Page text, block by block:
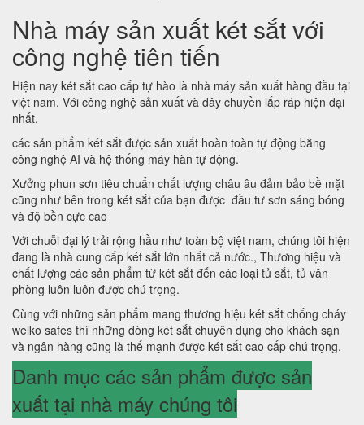
Nhà máy sản xuất két sắt với
công nghệ tiên tiến
Hiện nay két sắt cao cấp tự hào là nhà máy sản xuất hàng đầu tại
việt nam. Với công nghệ sản xuất và dây chuyền lắp ráp hiện đại
nhất.
các sản phẩm két sắt được sản xuất hoàn toàn tự động bằng
công nghệ AI và hệ thống máy hàn tự động.
Xưởng phun sơn tiêu chuẩn chất lượng châu âu đảm bảo bề mặt
cũng như bên trong két sắt của bạn được đầu tư sơn sáng bóng
và độ bền cực cao
Với chuỗi đại lý trải rộng hầu như toàn bộ việt nam, chúng tôi hiện
đang là nhà cung cấp két sắt lớn nhất cả nước., Thương hiệu và
chất lượng các sản phẩm từ két sắt đến các loại tủ sắt, tủ văn
phòng luôn luôn được chú trọng.
Cùng với những sản phẩm mang thương hiệu két sắt chống cháy
welko safes thì những dòng két sắt chuyên dụng cho khách sạn
và ngân hàng cũng là thế mạnh được két sắt cao cấp chú trọng.
Danh mục các sản phẩm được sản
xuất tại nhà máy chúng tôi